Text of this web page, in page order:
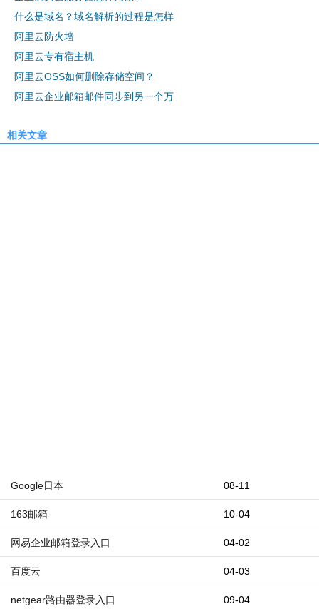
什么是域名？域名解析的过程是怎样
阿里云防火墙
阿里云专有宿主机
阿里云OSS如何删除存储空间？
阿里云企业邮箱邮件同步到另一个万
相关文章
08-11
Google日本
10-04
163邮箱
04-02
网易企业邮箱登录入口
04-03
百度云
09-04
netgear路由器登录入口